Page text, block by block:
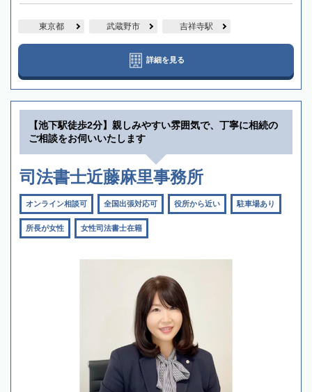
東京都 武蔵野市 吉祥寺駅
詳細を見る
【池下駅徒歩2分】親しみやすい雰囲気で、丁寧に相続の
ご相談をお伺いいたします
司法書士近藤麻里事務所
オンライン相談可 全国出張対応可 役所から近い 駐車場あり
所長が女性 女性司法書士在籍